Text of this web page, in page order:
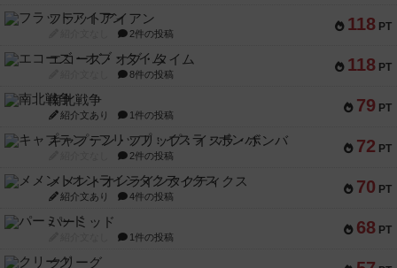
118 PT
フラットアイアン
2件の投稿
118 PT
エコーズ・オブ・タイム
8件の投稿
79 PT
南北戦争
紹介文あり 1件の投稿
72 PT
キャプテン・フリップ：イスラ・ボンバ
2件の投稿
70 PT
メメントオンラインタクティクス
紹介文あり 4件の投稿
68 PT
パーミッド
1件の投稿
クリーグ